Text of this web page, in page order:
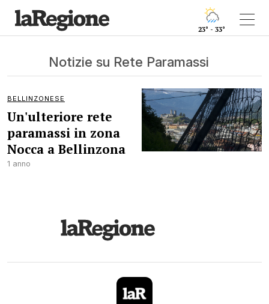
23° - 33°
Notizie su Rete Paramassi
BELLINZONESE
Un'ulteriore rete
paramassi in zona
Nocca a Bellinzona
1 anno